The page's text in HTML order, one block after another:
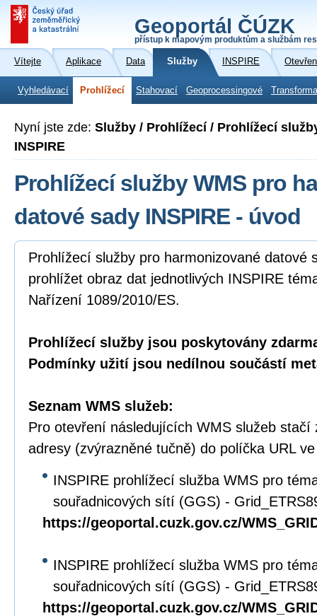
Geoportál ČÚZK
přístup k mapovým produktům a službám
Vítejte Aplikace Data Služby INSPIRE
Vyhledávací Prohlížecí Stahovací Geoprocessingové
Nyní jste zde: Služby / Prohlížecí / Prohlížecí
INSPIRE
Prohlížecí služby WMS pro
datové sady INSPIRE - úvod
Prohlížecí služby pro harmonizované datové
prohlížet obraz dat jednotlivých INSPIRE
Nařízení 1089/2010/ES.
Prohlížecí služby jsou poskytovány
Podmínky užití jsou nedílnou součástí
Seznam WMS služeb:
Pro otevření následujících WMS služeb
adresy (zvýrazněné tučně) do políčka URL
INSPIRE prohlížecí služba WMS pro
souřadnicových sítí (GGS) -
https://geoportal.cuzk.gov.cz/
INSPIRE prohlížecí služba WMS pro
souřadnicových sítí (GGS) -
https://geoportal.cuzk.gov.cz/